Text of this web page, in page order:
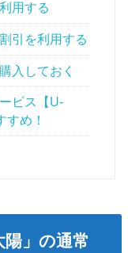
用する
引を利用する
入しておく
ビス【U-
め！
」の通常